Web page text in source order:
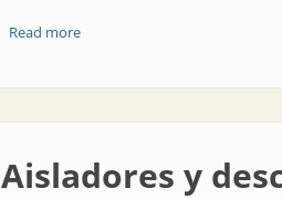
Read moreabout Tendido de líneas |
Aisladores y